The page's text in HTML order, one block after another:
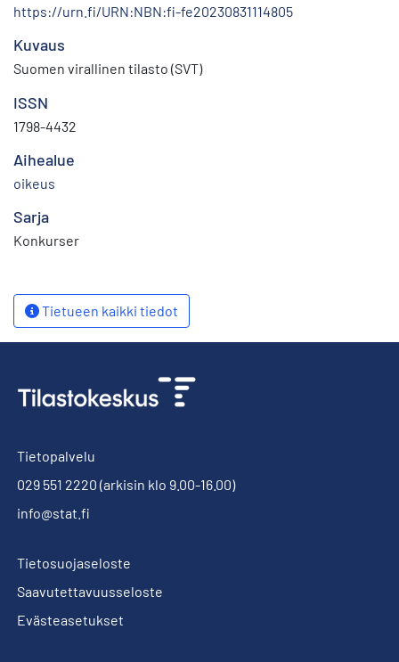
https://urn.fi/URN:NBN:fi-fe20230831114805
Kuvaus
Suomen virallinen tilasto (SVT)
ISSN
1798-4432
Aihealue
oikeus
Sarja
Konkurser
Tietueen kaikki tiedot
Tietopalvelu
029 551 2220 (arkisin klo 9.00-16.00)
info@stat.fi
Tietosuojaseloste
Saavutettavuusseloste
Evästeasetukset